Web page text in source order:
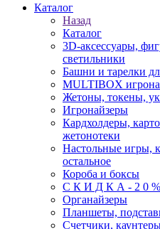
Каталог
Назад
Каталог
3D-аксессуары,
светильники
Башни и тарелки
MULTIBOX
Жетоны, токены,
Игронайзеры
Кардхолдеры,
жетонотеки
Настольные игры,
остальное
Короба и боксы
С К И Д К А - 2 0 %
Органайзеры
Планшеты,
Счетчики,